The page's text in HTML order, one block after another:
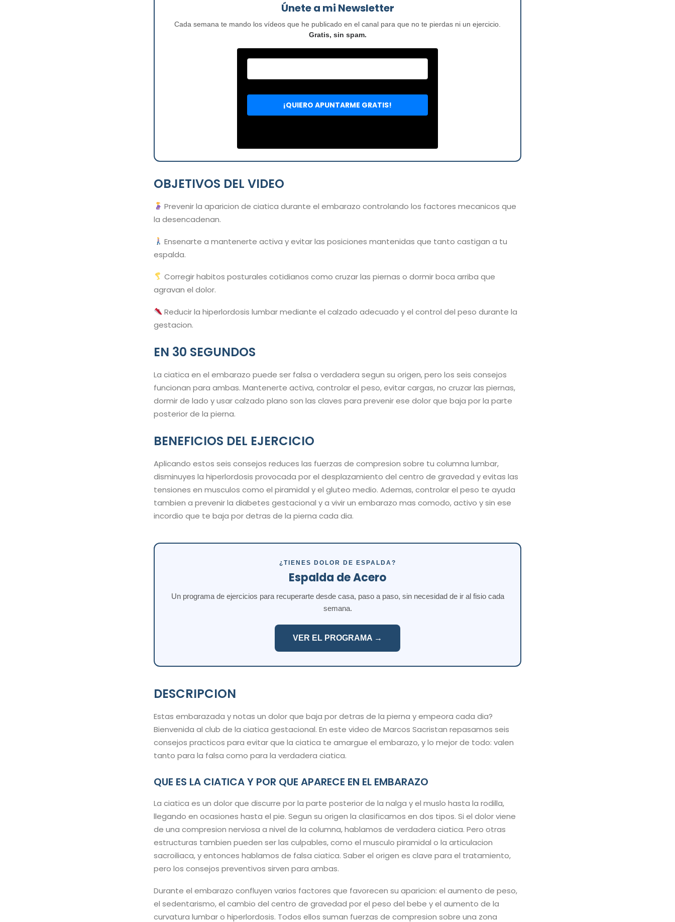
Únete a mi Newsletter
Cada semana te mando los vídeos que he publicado en el canal para que no te pierdas ni un ejercicio.
Gratis, sin spam.
OBJETIVOS DEL VIDEO
Prevenir la aparicion de ciatica durante el embarazo controlando los factores mecanicos que
la desencadenan.
Ensenarte a mantenerte activa y evitar las posiciones mantenidas que tanto castigan a tu
espalda.
Corregir habitos posturales cotidianos como cruzar las piernas o dormir boca arriba que
agravan el dolor.
Reducir la hiperlordosis lumbar mediante el calzado adecuado y el control del peso durante la
gestacion.
EN 30 SEGUNDOS
La ciatica en el embarazo puede ser falsa o verdadera segun su origen, pero los seis consejos
funcionan para ambas. Mantenerte activa, controlar el peso, evitar cargas, no cruzar las piernas,
dormir de lado y usar calzado plano son las claves para prevenir ese dolor que baja por la parte
posterior de la pierna.
BENEFICIOS DEL EJERCICIO
Aplicando estos seis consejos reduces las fuerzas de compresion sobre tu columna lumbar,
disminuyes la hiperlordosis provocada por el desplazamiento del centro de gravedad y evitas las
tensiones en musculos como el piramidal y el gluteo medio. Ademas, controlar el peso te ayuda
tambien a prevenir la diabetes gestacional y a vivir un embarazo mas comodo, activo y sin ese
incordio que te baja por detras de la pierna cada dia.
¿TIENES DOLOR DE ESPALDA?
Espalda de Acero
Un programa de ejercicios para recuperarte desde casa, paso a paso, sin necesidad de ir al fisio cada
semana.
VER EL PROGRAMA →
DESCRIPCION
Estas embarazada y notas un dolor que baja por detras de la pierna y empeora cada dia?
Bienvenida al club de la ciatica gestacional. En este video de Marcos Sacristan repasamos seis
consejos practicos para evitar que la ciatica te amargue el embarazo, y lo mejor de todo: valen
tanto para la falsa como para la verdadera ciatica.
QUE ES LA CIATICA Y POR QUE APARECE EN EL EMBARAZO
La ciatica es un dolor que discurre por la parte posterior de la nalga y el muslo hasta la rodilla,
llegando en ocasiones hasta el pie. Segun su origen la clasificamos en dos tipos. Si el dolor viene
de una compresion nerviosa a nivel de la columna, hablamos de verdadera ciatica. Pero otras
estructuras tambien pueden ser las culpables, como el musculo piramidal o la articulacion
sacroiliaca, y entonces hablamos de falsa ciatica. Saber el origen es clave para el tratamiento,
pero los consejos preventivos sirven para ambas.
Durante el embarazo confluyen varios factores que favorecen su aparicion: el aumento de peso,
el sedentarismo, el cambio del centro de gravedad por el peso del bebe y el aumento de la
curvatura lumbar o hiperlordosis. Todos ellos suman fuerzas de compresion sobre una zona